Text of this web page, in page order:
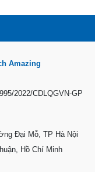
Amazing
2022/CDLQGVN-GP
Đại Mỗ, TP Hà Nội
Hồ Chí Minh